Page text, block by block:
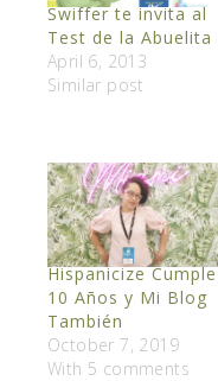
Swiffer te invita al
Test de la Abuelita
April 6, 2013
Similar post
Hispanicize Cumple
10 Años y Mi Blog
También
October 7, 2019
With 5 comments